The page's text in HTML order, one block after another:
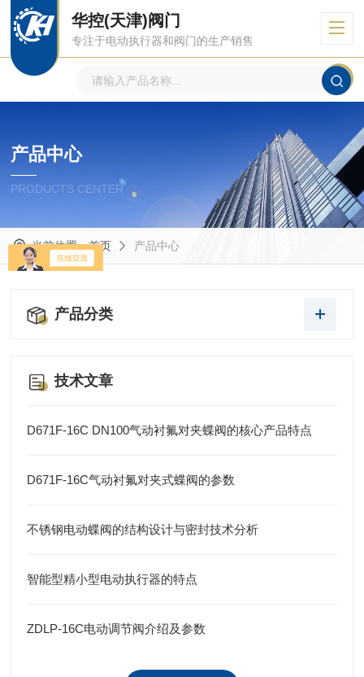
华控(天津)阀门
专注于电动执行器和阀门的生产销售
产品中心
PRODUCTS CENTER
当前位置：首页 产品中心
产品分类
技术文章
D671F-16C DN100气动衬氟对夹蝶阀的核心产品特点
D671F-16C气动衬氟对夹式蝶阀的参数
不锈钢电动蝶阀的结构设计与密封技术分析
智能型精小型电动执行器的特点
ZDLP-16C电动调节阀介绍及参数